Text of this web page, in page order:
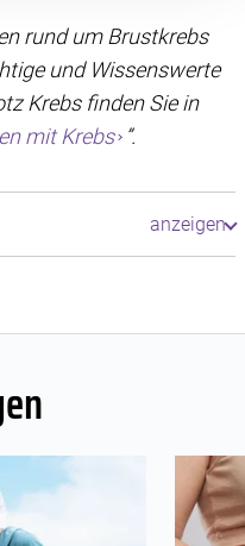
den Abruf und die
Ihre
für die Zukunft
Icon in der linken
finden Sie in
rund um Brustkrebs
und Wissenswerte
Krebs finden Sie in
mit Krebs ”.